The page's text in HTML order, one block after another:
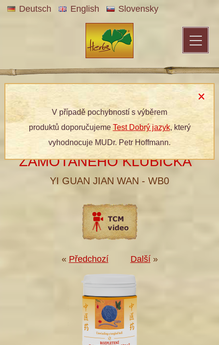
Deutsch English Slovensky
Patentní medicína Dle kategorií
» 068 ROZPLETENÍ ZAMOTANÉHO KLUBÍČKA
068 ROZPLETENÍ
ZAMOTANÉHO KLUBÍČKA®
YI GUAN JIAN WAN - WB0
« Předchozí Další »
V případě pochybností s výběrem
produktů doporučujeme Test Dobrý jazyk, který
vyhodnocuje MUDr. Petr Hoffmann.